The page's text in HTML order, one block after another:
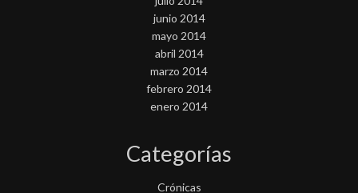
junio 2014
mayo 2014
abril 2014
marzo 2014
febrero 2014
enero 2014
Categorías
Crónicas